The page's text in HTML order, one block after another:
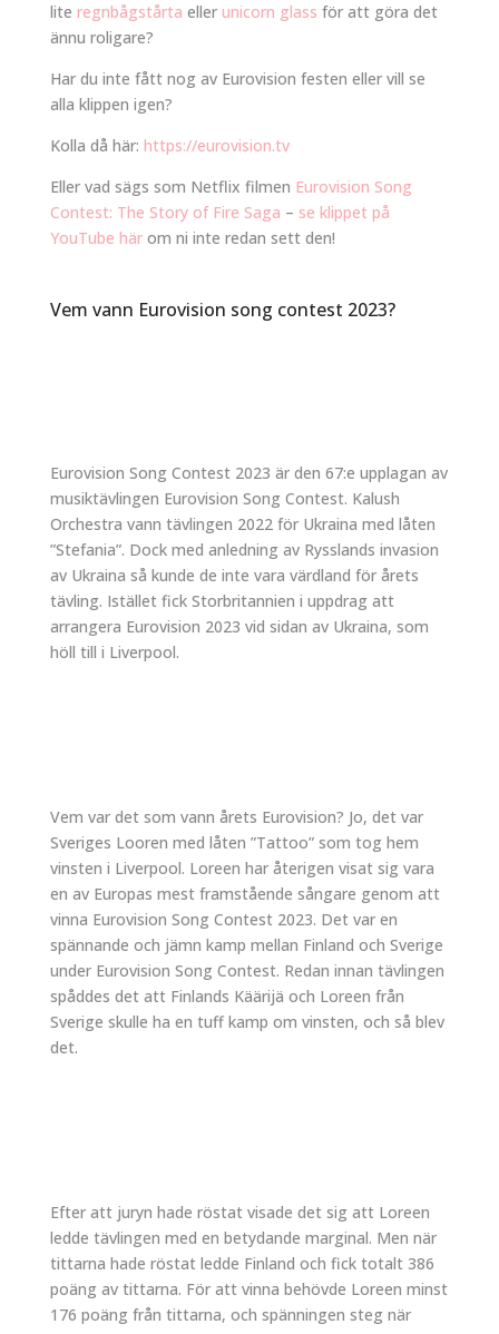
lite regnbågstårta eller unicorn glass för att göra det
ännu roligare?
Har du inte fått nog av Eurovision festen eller vill se
alla klippen igen?
Kolla då här: https://eurovision.tv
Eller vad sägs som Netflix filmen Eurovision Song
Contest: The Story of Fire Saga – se klippet på
YouTube härom ni inte redan sett den!
Vem vann Eurovision song contest 2023?
Eurovision Song Contest 2023 är den 67:e upplagan av
musiktävlingen Eurovision Song Contest. Kalush
Orchestra vann tävlingen 2022 för Ukraina med låten
”Stefania”. Dock med anledning av Rysslands invasion
av Ukraina så kunde de inte vara värdland för årets
tävling. Istället fick Storbritannien i uppdrag att
arrangera Eurovision 2023 vid sidan av Ukraina, som
höll till i Liverpool.
Vem var det som vann årets Eurovision? Jo, det var
Sveriges Looren med låten ”Tattoo” som tog hem
vinsten i Liverpool. Loreen har återigen visat sig vara
en av Europas mest framstående sångare genom att
vinna Eurovision Song Contest 2023. Det var en
spännande och jämn kamp mellan Finland och Sverige
under Eurovision Song Contest. Redan innan tävlingen
spåddes det att Finlands Käärijä och Loreen från
Sverige skulle ha en tuff kamp om vinsten, och så blev
det.
Efter att juryn hade röstat visade det sig att Loreen
ledde tävlingen med en betydande marginal. Men när
tittarna hade röstat ledde Finland och fick totalt 386
poäng av tittarna. För att vinna behövde Loreen minst
176 poäng från tittarna, och spänningen steg när